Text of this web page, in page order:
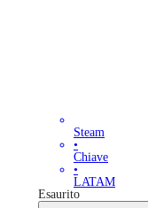
Steam
•
Chiave
•
LATAM
Esaurito